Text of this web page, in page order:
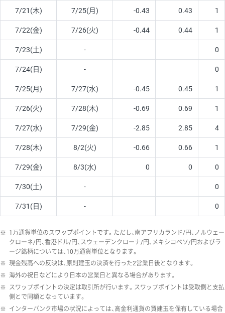
7/21(木) 7/25(月) -0.43 0.43 1
7/22(金) 7/26(火) -0.44 0.44 1
7/23(土) - 0
7/24(日) - 0
7/25(月) 7/27(水) -0.45 0.45 1
7/26(火) 7/28(木) -0.69 0.69 1
7/27(水) 7/29(金) -2.85 2.85 4
7/28(木) 8/2(火) -0.66 0.66 1
7/29(金) 8/3(水) 0 0 0
7/30(土) - 0
7/31(日) - 0
※ 1万通貨単位のスワップポイントです。ただし、南アフリカランド/円、ノルウェー
クローネ/円、香港ドル/円、スウェーデンクローナ/円、メキシコペソ/円およびラ
ージ銘柄については、10万通貨単位となります。
※ 現金残高への反映は、原則建玉の決済を行った2営業日後となります。
※ 海外の祝日などにより日本の営業日と異なる場合があります。
※ スワップポイントの決定は取引所が行います。スワップポイントは受取側と支払
側とで同額となっています。
※ インターバンク市場の状況によっては、高金利通貨の買建玉を保有している場合